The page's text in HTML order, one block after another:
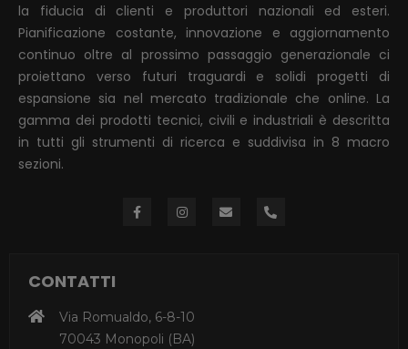
la fiducia di clienti e produttori nazionali ed esteri.
Pianificazione costante, innovazione e aggiornamento
continuo oltre al prossimo passaggio generazionale ci
proiettano verso futuri traguardi e solidi progetti di
espansione sia nel mercato tradizionale che online. La
gamma dei prodotti tecnici, civili e industriali è descritta
in tutti gli strumenti di ricerca e suddivisa in 8 macro
sezioni.
CONTATTI
Via Romualdo, 6-8-10
70043 Monopoli (BA)